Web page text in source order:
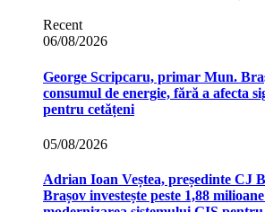
Recent
06/08/2026
George Scripcaru, primar Mun.
consumul de energie, fără a afecta
pentru cetățeni
05/08/2026
Adrian Ioan Veștea, președinte CJ
Brașov investește peste 1,88